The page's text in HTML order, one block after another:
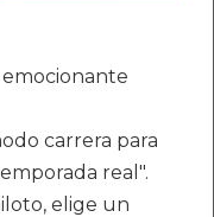
carrera para
real".
elige un